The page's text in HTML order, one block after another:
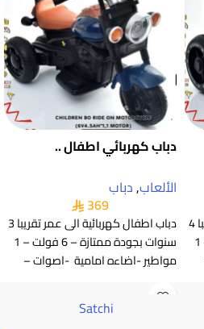
دباب اطفال كهربائية الى عمر تقريبا 4
سنوات بجودة ممتازة – 6 فولت – 1
دباب كهربائي اطفال ..
الألعاب,دباب
369
دباب اطفال كهربائية الى عمر تقريبا 3
سنوات بجودة ممتازة – 6 فولت – 1
مواطير -اضاءه امامية -اصوات –
Satchi